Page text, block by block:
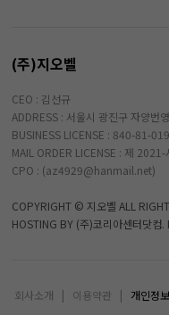
(주)지오벨
CEO : 김선규
ADDRESS : 서울시 광진구 자양번
BUSINESS LICENSE : 840-81-
MAIL ORDER LICENSE : 제
CPO : (az4929@hanmail.net)
COPYRIGHT © 지오벨 ALL
HOSTING BY (주)코리아센터닷컴.
회사소개 | 이용약관 | 개인정